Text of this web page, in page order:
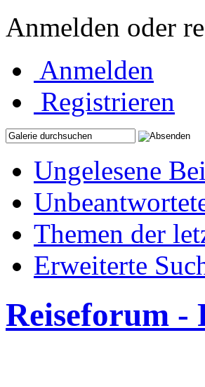
Anmelden oder
Anmelden
Registrieren
Ungelesene
Themen der
Erweiterte
Reiseforum -